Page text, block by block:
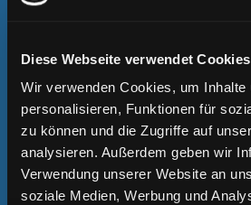
Diese Webseite verwendet Cookies
Wir verwenden Cookies, um Inhalte
personalisieren, Funktionen für
zu können und die Zugriffe auf
analysieren. Außerdem geben wir
Verwendung unserer Website an
soziale Medien, Werbung und
CD JEWELCASE
Jewelcase (auch Jewelbox) für
Halterung für die CD.
WEITERLESEN